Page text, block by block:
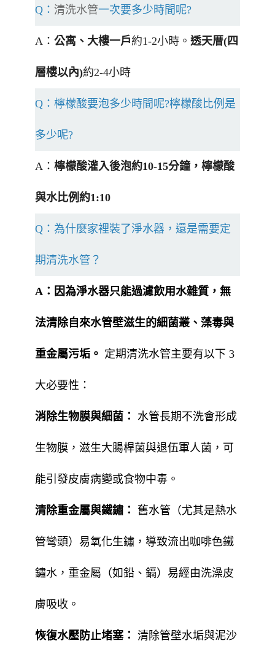
Q： 清洗水管一次要多少時間呢?
A： 公寓、大樓一戶約1-2小時。 透天厝(四
層樓以內)約2-4小時
Q：檸檬酸要泡多少時間呢?檸檬酸比例是
多少呢?
A： 檸檬酸灌入後泡約10-15分鐘，檸檬酸
與水比例約1:10
Q：為什麼家裡裝了淨水器，還是需要定
期清洗水管？
A： 因為淨水器只能過濾飲用水雜質，無
法清除自來水管壁滋生的細菌叢、藻毒與
重金屬污垢。 定期清洗水管主要有以下 3
大必要性：
消除生物膜與細菌： 水管長期不洗會形成
生物膜，滋生大腸桿菌與退伍軍人菌，可
能引發皮膚病變或食物中毒。
清除重金屬與鐵鏽： 舊水管（尤其是熱水
管彎頭）易氧化生鏽，導致流出咖啡色鐵
鏽水，重金屬（如鉛、鎘）易經由洗澡皮
膚吸收。
恢復水壓防止堵塞： 清除管壁水垢與泥沙